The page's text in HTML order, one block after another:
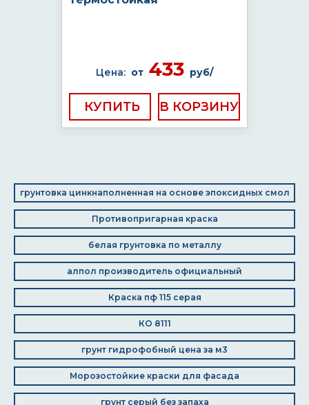
Цена: от 433 руб/
КУПИТЬ
грунтовка цинкнаполненная на основе эпоксидных смол
Противопригарная краска
белая грунтовка по металлу
алпол производитель официальный
Краска пф 115 серая
КО 8111
грунт гидрофобный цена за м3
Морозостойкие краски для фасада
грунт серый без запаха